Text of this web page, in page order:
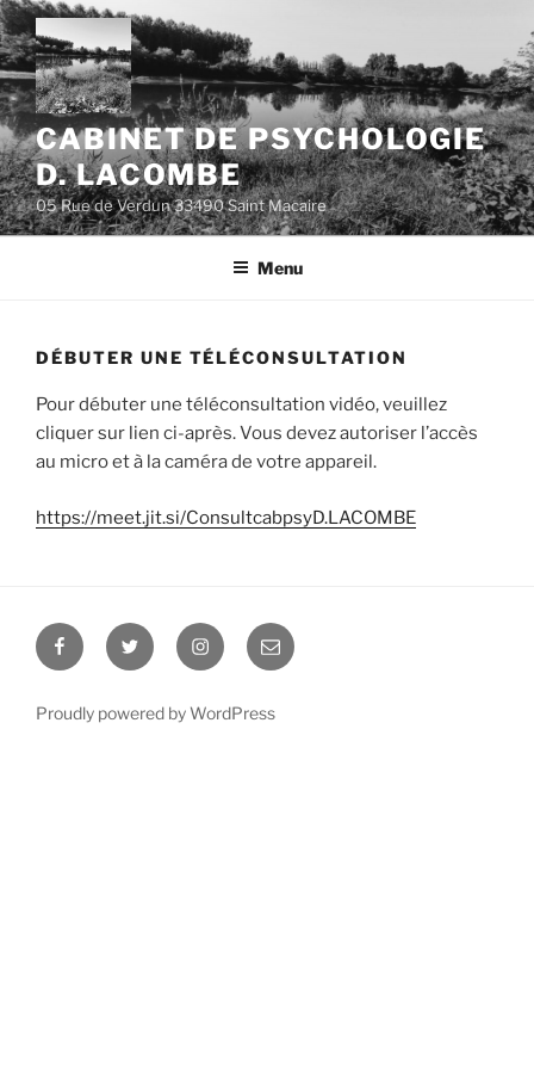
Skip
to
content
CABINET DE PSYCHOLOGIE
D. LACOMBE
05 Rue de Verdun 33490 Saint Macaire
Menu
DÉBUTER UNE TÉLÉCONSULTATION
Pour débuter une téléconsultation vidéo, veuillez
cliquer sur lien ci-après. Vous devez autoriser l’accès
au micro et à la caméra de votre appareil.
https://meet.jit.si/ConsultcabpsyD.LACOMBE
FacebookTwitter Instagram
E-
mail
Proudly powered by WordPress